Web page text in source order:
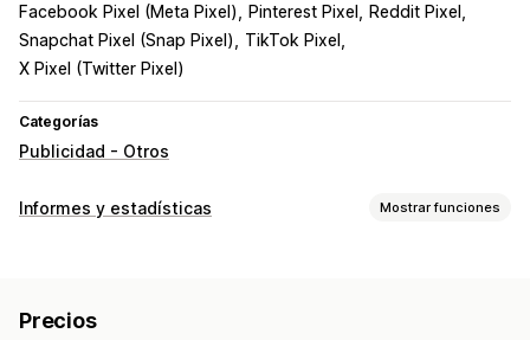
Facebook Pixel (Meta Pixel)
Pinterest Pixel
Reddit Pixel
Snapchat Pixel (Snap Pixel)
TikTok Pixel
X Pixel (Twitter Pixel)
Categorías
Publicidad - Otros
Informes y estadísticas Mostrar funciones
Seguimiento de eventos
Precios